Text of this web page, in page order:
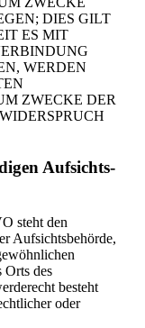
DIES GILT
ES MIT
WERDEN
ZWECKE DER
Aufsichts­
steht den
Aufsichtsbehörde,
Orts des
besteht
oder